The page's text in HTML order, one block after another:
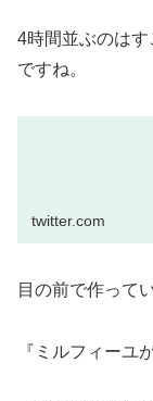
4時間並ぶのは
ですね。
twitter.com
目の前で作って
『ミルフィーユ